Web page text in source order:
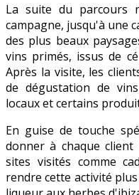
La suite du parcours
campagne, jusqu'à une
des plus beaux
vins primés, issus de
Après la visite, les
de dégustation de
locaux et certains
En guise de touche
donner à chaque
sites visités comme
rendre cette activité